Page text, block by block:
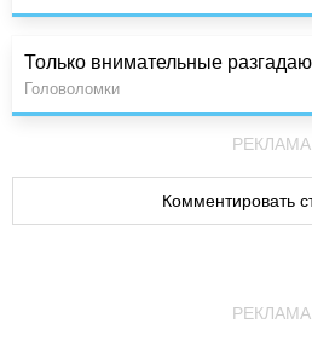
Только внимательные
Головоломки
РЕКЛАМА
Комментировать
РЕКЛАМА